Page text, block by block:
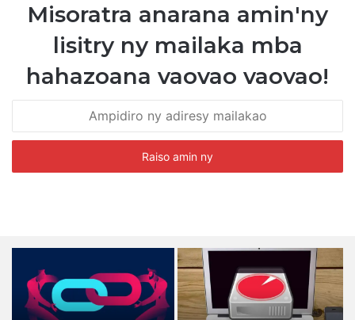
Misoratra anarana amin'ny
lisitry ny mailaka mba
hahazoana vaovao vaovao!